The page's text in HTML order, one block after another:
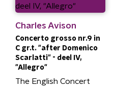
Charles Avison
Concerto grosso nr.9 in
C gr.t. "after Domenico
Scarlatti" - deel IV,
"Allegro"
The English Concert